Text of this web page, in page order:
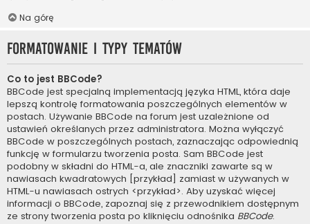
Na górę
Formatowanie i typy tematów
Co to jest BBCode?
BBCode jest specjalną implementacją języka HTML, która daje
lepszą kontrolę formatowania poszczególnych elementów w
postach. Używanie BBCode na forum jest uzależnione od
ustawień określanych przez administratora. Można wyłączyć
BBCode w poszczególnych postach, zaznaczając odpowiednią
funkcję w formularzu tworzenia posta. Sam BBCode jest
podobny w składni do HTML-a, ale znaczniki zawarte są w
nawiasach kwadratowych [przykład] zamiast w używanych w
HTML-u nawiasach ostrych <przykład>. Aby uzyskać więcej
informacji o BBCode, zapoznaj się z przewodnikiem dostępnym
ze strony tworzenia posta po kliknięciu odnośnika BBCode.